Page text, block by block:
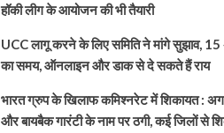
हॉकी लीग के आयोजन की भी तैयारी
UCC लागू करने के लिए समिति ने मांगे सुझाव,
का समय, ऑनलाइन और डाक से दे सकते हैं राय
भारत ग्रुप के खिलाफ कमिश्नरेट में शिकायत :
और बायबैक गारंटी के नाम पर ठगी, कई जिलों से